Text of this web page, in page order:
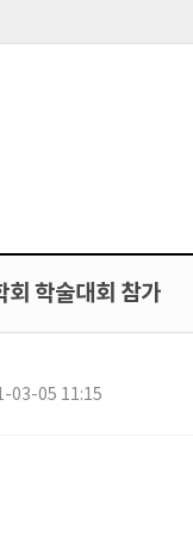
학술대회 참가
03-05 11:15